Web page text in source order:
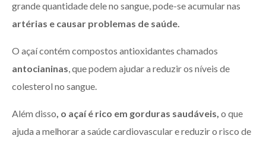
grande quantidade dele no sangue, pode-se acumular nas
artérias e causar problemas de saúde.
O açaí contém compostos antioxidantes chamados
antocianinas, que podem ajudar a reduzir os níveis de
colesterol no sangue.
Além disso, o açaí é rico em gorduras saudáveis, o que
ajuda a melhorar a saúde cardiovascular e reduzir o risco de